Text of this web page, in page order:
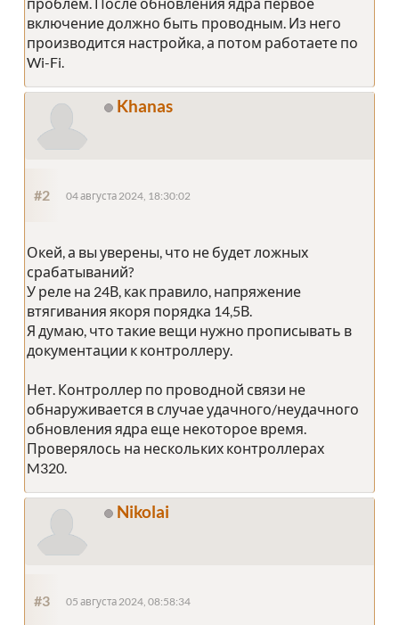
включение должно быть проводным. Из него
производится настройка, а потом работаете по
Wi-Fi.
Khanas
#2 04 августа 2024, 18:30:02
Окей, а вы уверены, что не будет ложных
срабатываний?
У реле на 24В, как правило, напряжение
втягивания якоря порядка 14,5В.
Я думаю, что такие вещи нужно прописывать в
документации к контроллеру.
Нет. Контроллер по проводной связи не
обнаруживается в случае удачного/неудачного
обновления ядра еще некоторое время.
Проверялось на нескольких контроллерах
M320.
Nikolai
#3 05 августа 2024, 08:58:34